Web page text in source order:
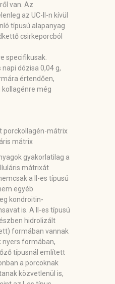
van. Az
az UC-II-n kívül
típusú alapanyag
csirkeporcból
specifikusak.
dózisa 0,04 g,
értendően,
kollagénre még
porckollagén-mátrix
mátrix
gyakorlatilag a
mátrixát
a II-es típusú
egyéb
kondroitin-
is. A II-es típusú
hidrolizált
formában vannak
nyers formában,
típusnál említett
a porcoknak
közvetlenül is,